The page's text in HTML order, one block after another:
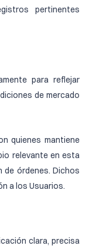
pertinentes
para reflejar
de mercado
quienes mantiene
relevante en esta
de órdenes. Dichos
a los Usuarios.
clara, precisa